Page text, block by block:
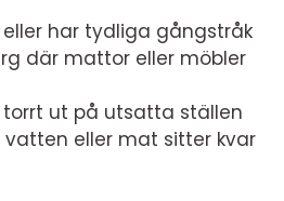
har tydliga gångstråk
där mattor eller möbler
ut på utsatta ställen
eller mat sitter kvar